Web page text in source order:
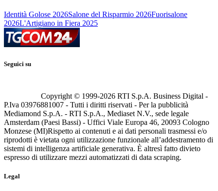
Identità Golose 2026Salone del Risparmio 2026Fuorisalone
2026L'Artigiano in Fiera 2025
Seguici su
Copyright © 1999-2026 RTI S.p.A. Business Digital -
P.Iva 03976881007 - Tutti i diritti riservati - Per la pubblicità
Mediamond S.p.A. - RTI S.p.A., Mediaset N.V., sede legale
Amsterdam (Paesi Bassi) - Uffici Viale Europa 46, 20093 Cologno
Monzese (MI)Rispetto ai contenuti e ai dati personali trasmessi e/o
riprodotti è vietata ogni utilizzazione funzionale all’addestramento di
sistemi di intelligenza artificiale generativa. È altresì fatto divieto
espresso di utilizzare mezzi automatizzati di data scraping.
Legal